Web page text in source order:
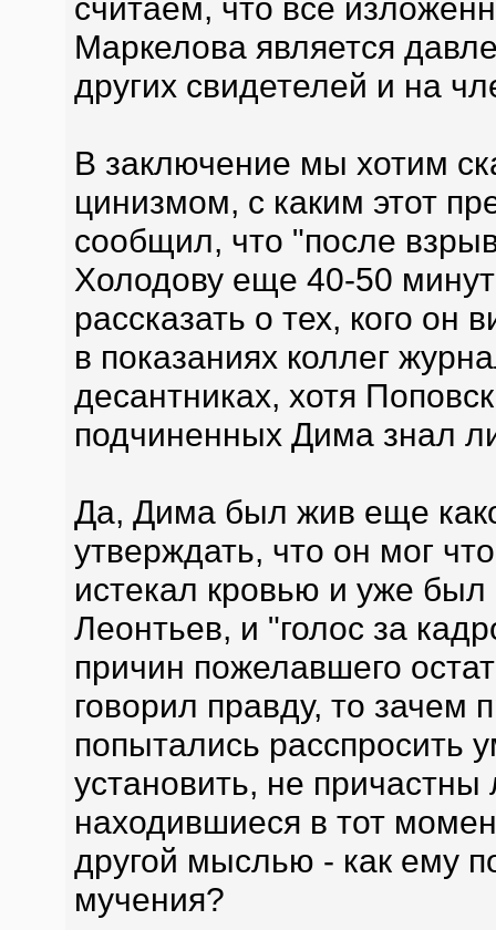
считаем, что все
Маркелова является
других свидетелей и на
В заключение мы хотим
цинизмом, с каким этот
сообщил, что "после
Холодову еще 40-50
рассказать о тех, кого он
в показаниях коллег
десантниках, хотя
подчиненных Дима знал
Да, Дима был жив еще
утверждать, что он мог
истекал кровью и уже
Леонтьев, и "голос за
причин пожелавшего
говорил правду, то зачем
попытались расспросить
установить, не
находившиеся в тот
другой мыслью - как ему
мучения?